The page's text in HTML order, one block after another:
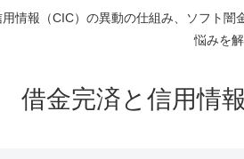
情報（CIC）の異動の仕組み、ソフト
悩みを
借金完済と信用情